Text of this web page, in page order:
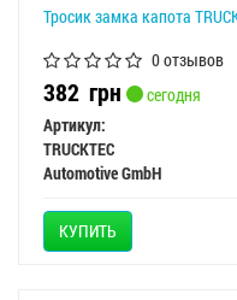
Тросик замка капота
0 отзывов
382 грн
сегодня
Артикул:
TRUCKTEC
Automotive GmbH
КУПИТЬ